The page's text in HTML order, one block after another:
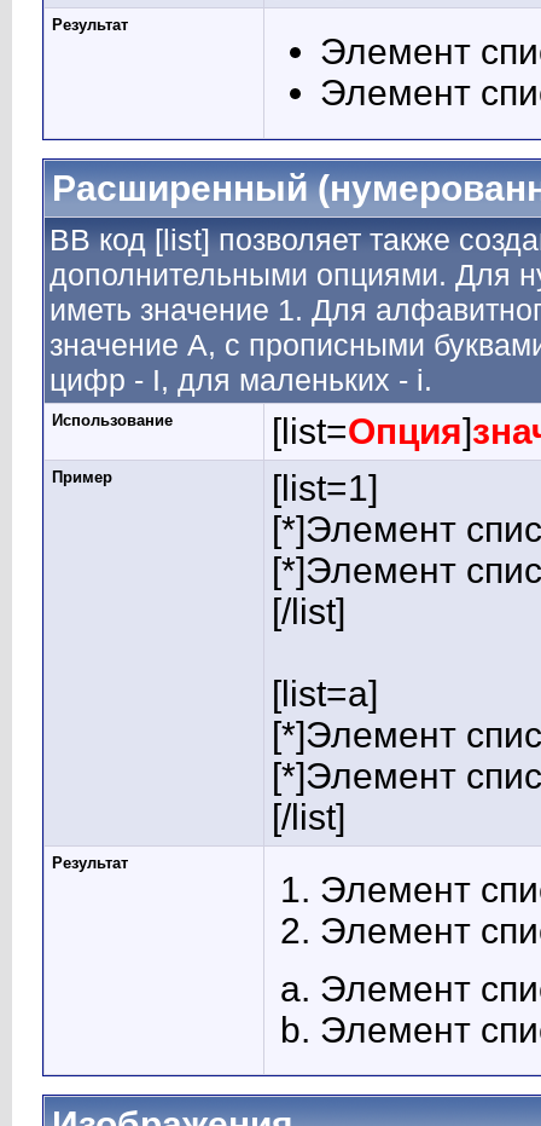
Результат
Элемент
Элемент
Расширенный
BB код [list] позволяет также
дополнительными опциями. Для
иметь значение 1. Для
значение A, с прописными
цифр - I, для маленьких - i.
Использование [list=Опция]
Пример
[list=1]
[*]Элемент
[*]Элемент
[/list]
[list=a]
[*]Элемент
[*]Элемент
[/list]
Результат
Элемент
Элемент
Элемент
Элемент